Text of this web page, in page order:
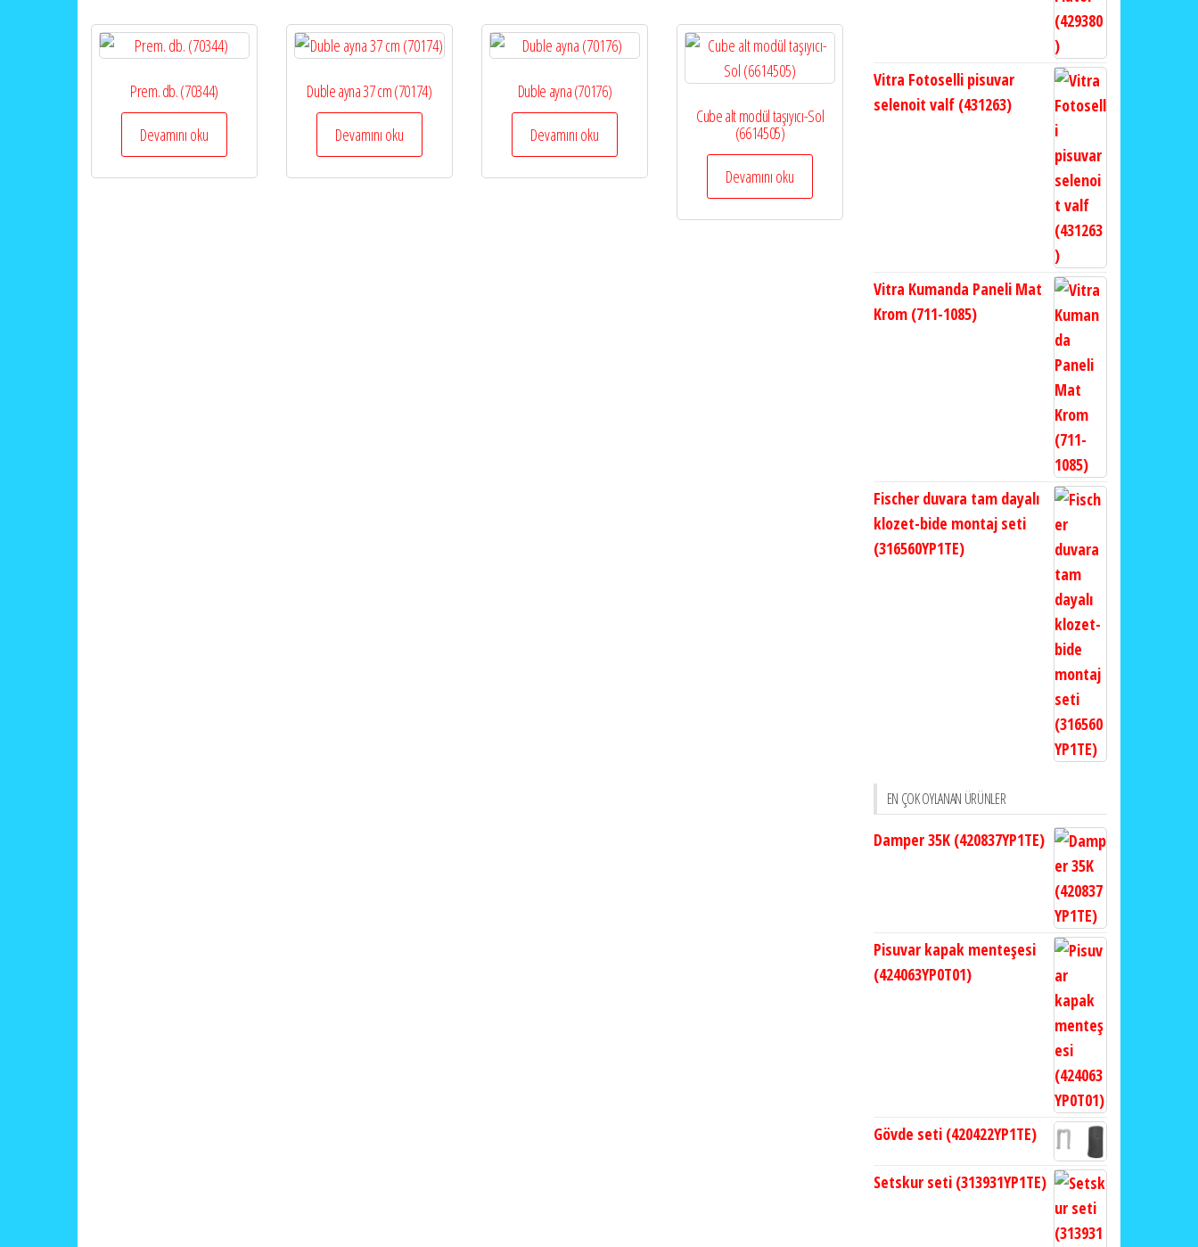
Prem. db. (70344)
Devamını oku
Duble ayna 37 cm (70174)
Devamını oku
Duble ayna (70176)
Devamını oku
Cube alt modül taşıyıcı-Sol
(6614505)
Devamını oku
Vitra Fotoselli pisuvar
selenoit valf (431263)
Vitra Kumanda Paneli Mat
Krom (711-1085)
Fischer duvara tam dayalı
klozet-bide montaj seti
(316560YP1TE)
EN ÇOK OYLANAN ÜRÜNLER
Damper 35K (420837YP1TE)
Pisuvar kapak menteşesi
(424063YP0T01)
Gövde seti (420422YP1TE)
Setskur seti (313931YP1TE)